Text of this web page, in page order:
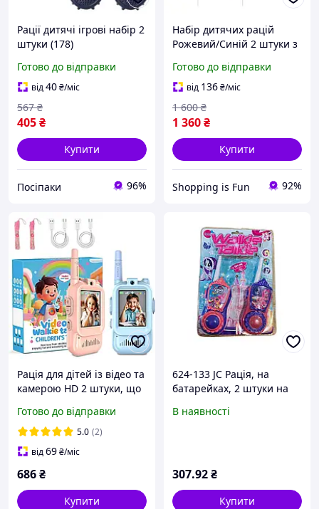
Рації дитячі ігрові набір 2
штуки (178)
Готово до відправки
від40₴/міс
405₴
567 ₴
Купити
Посіпаки 96%
Набір дитячих рацій
Рожевий/Синій 2 штуки з
заряджання через USB +
ліхтар
Готово до відправки
від 136₴/міс
1 360₴
1 600 ₴
Купити
Shopping is Fun 92%
Рація для дітей із відео та
камерою HD 2 штуки, що
Готово до відправки
5.0 (2)
від69₴/міс
686₴
Купити
624-133 JС Рація, на
батарейках, 2 штуки на
В наявності
307.92₴
Купити